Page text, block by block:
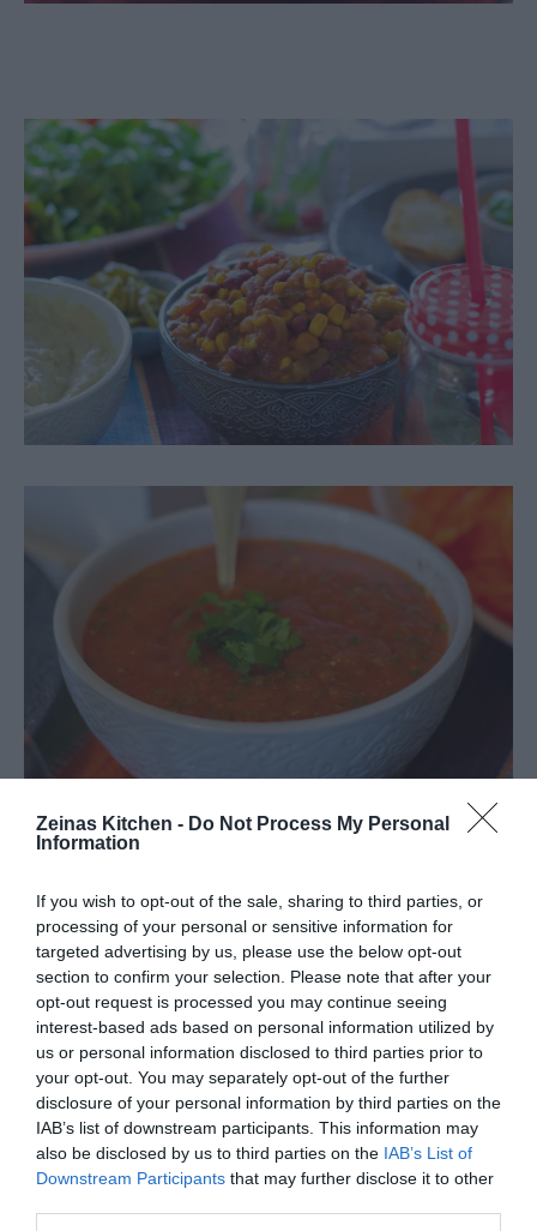
Zeinas Kitchen - Do Not Process My Personal
Information
If you wish to opt-out of the sale, sharing to third parties, or
processing of your personal or sensitive information for
targeted advertising by us, please use the below opt-out
section to confirm your selection. Please note that after your
opt-out request is processed you may continue seeing
interest-based ads based on personal information utilized by
us or personal information disclosed to third parties prior to
your opt-out. You may separately opt-out of the further
disclosure of your personal information by third parties on the
IAB’s list of downstream participants. This information may
also be disclosed by us to third parties on the IAB’s List of
Downstream Participants that may further disclose it to other